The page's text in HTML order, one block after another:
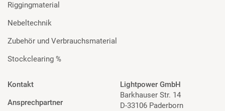
Riggingmaterial
Nebeltechnik
Zubehör und Verbrauchsmaterial
Stockclearing %
Kontakt
Ansprechpartner
Lightpower GmbH
Barkhauser Str. 14
D-33106 Paderborn